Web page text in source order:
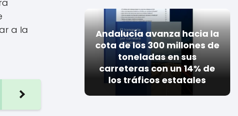
a la
Andalucía avanza hacia la
cota de los 300 millones de
toneladas en sus
carreteras con un 14% de
los tráficos estatales